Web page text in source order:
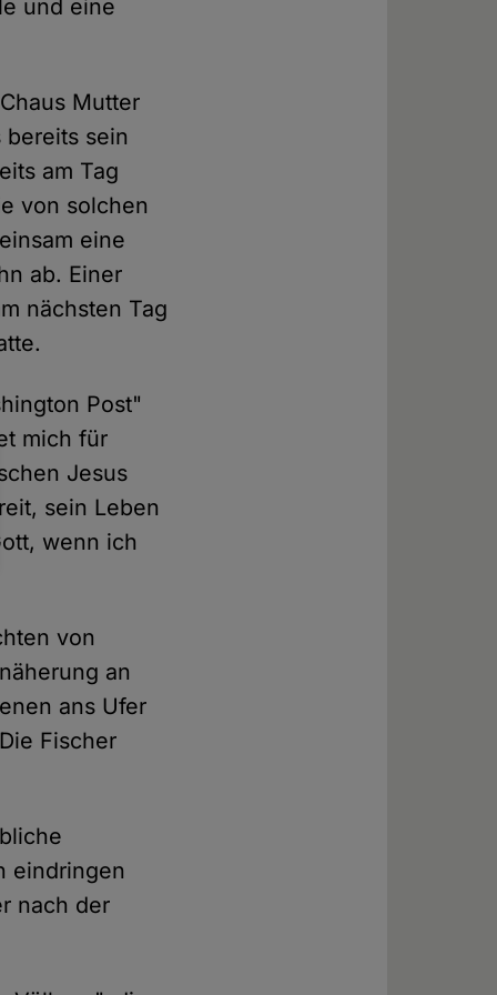
und eine
Mutter
bereits sein
am Tag
von solchen
eine
ab. Einer
nächsten Tag
Post"
mich für
Jesus
sein Leben
wenn ich
von
an
ans Ufer
Fischer
eindringen
nach der